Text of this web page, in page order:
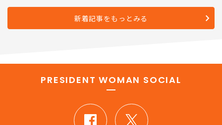
新着記事をもっとみる
PRESIDENT WOMAN SOCIAL